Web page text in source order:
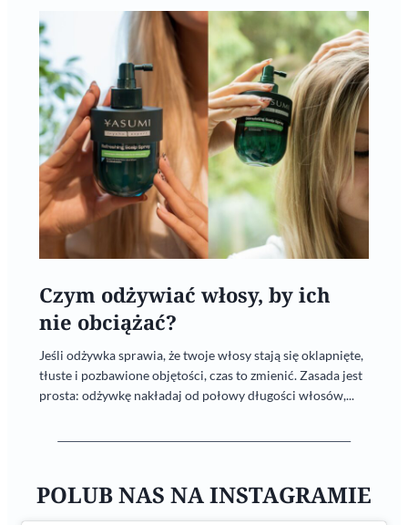
Czym odżywiać włosy, by ich
nie obciążać?
Jeśli odżywka sprawia, że twoje włosy stają się oklapnięte,
tłuste i pozbawione objętości, czas to zmienić. Zasada jest
prosta: odżywkę nakładaj od połowy długości włosów,...
POLUB NAS NA INSTAGRAMIE